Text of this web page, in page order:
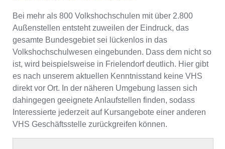
Bei mehr als 800 Volkshochschulen mit über 2.800
Außenstellen entsteht zuweilen der Eindruck, das
gesamte Bundesgebiet sei lückenlos in das
Volkshochschulwesen eingebunden. Dass dem nicht so
ist, wird beispielsweise in Frielendorf deutlich. Hier gibt
es nach unserem aktuellen Kenntnisstand keine VHS
direkt vor Ort. In der näheren Umgebung lassen sich
dahingegen geeignete Anlaufstellen finden, sodass
Interessierte jederzeit auf Kursangebote einer anderen
VHS Geschäftsstelle zurückgreifen können.